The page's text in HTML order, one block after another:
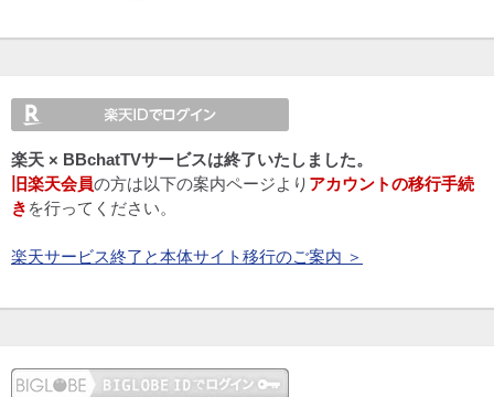
楽天 × BBchatTVサービスは終了いたしました。
旧楽天会員の方は以下の案内ページより アカウントの移行手続
き を行ってください。
楽天サービス終了と本体サイト移行のご案内 ＞